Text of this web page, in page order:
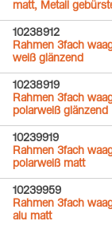
matt, Metall
10238912
Rahmen 3fach
weiß glänzend
10238919
Rahmen 3fach
polarweiß glänzend
10239919
Rahmen 3fach
polarweiß matt
10239959
Rahmen 3fach
alu matt